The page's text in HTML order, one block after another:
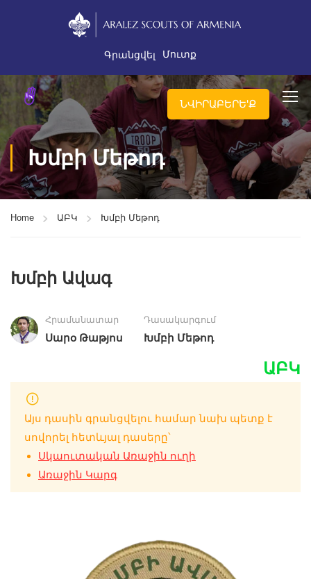
Գրանցվել Մուտք
ՆՎԻՐԱԲԵՐԵ'Ք
Խմբի Մեթոդ
Home ԱԲԿ Խմբի Մեթոդ
Խմբի Ավագ
Հրամանատար
Սարօ Թաթյոս
Դասակարգում
Խմբի Մեթոդ
ԱԲԿ
Այս դասին գրանցվելու համար նախ պետք է
սովորել հետևյալ դասերը՝
Սկաուտական Առաջին ուղի
Առաջին Կարգ